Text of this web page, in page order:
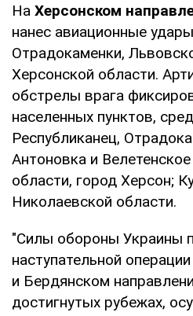
На Херсонском
нанес авиационные
Отрадокаменки,
Херсонской области.
обстрелы врага
населенных пунктов,
Республиканец,
Антоновка и
области, город Херсон;
Николаевской области.
"Силы обороны Украины
наступательной
и Бердянском
достигнутых рубежах,